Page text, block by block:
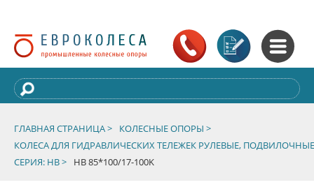
ГЛАВНАЯ СТРАНИЦА >
КОЛЕСНЫЕ ОПОРЫ >
КОЛЕСА ДЛЯ ГИДРАВЛИЧЕСКИХ ТЕЛЕЖЕК РУЛЕВЫЕ,
СЕРИЯ: HB >
HB 85*100/17-100K